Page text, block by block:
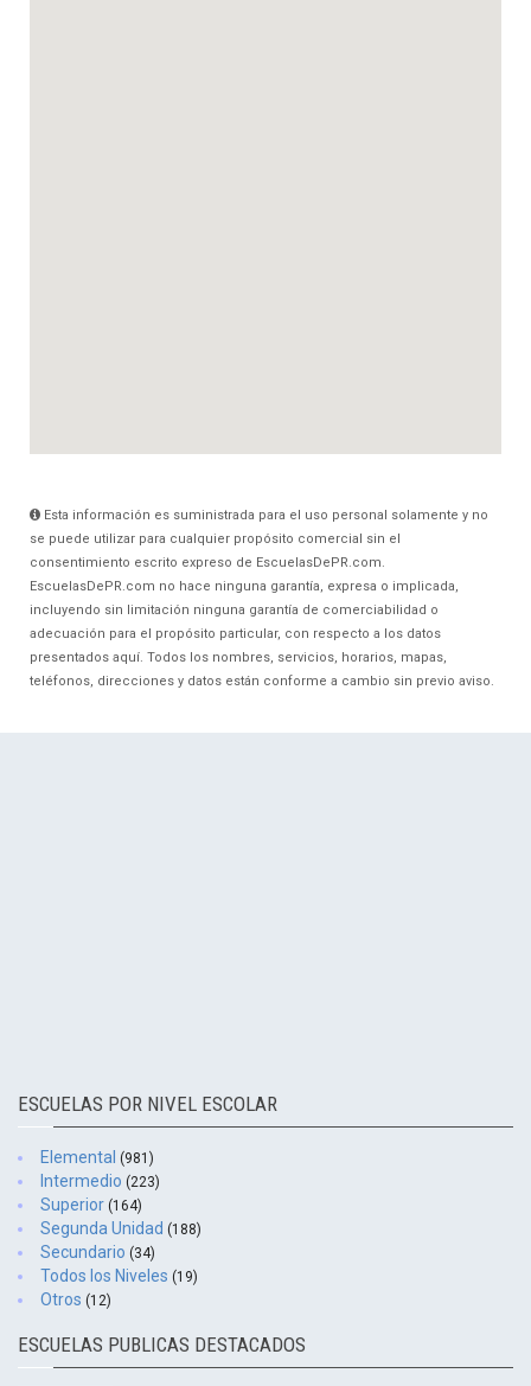
Esta información es suministrada para el uso personal solamente y no
se puede utilizar para cualquier propósito comercial sin el
consentimiento escrito expreso de EscuelasDePR.com.
EscuelasDePR.com no hace ninguna garantía, expresa o implicada,
incluyendo sin limitación ninguna garantía de comerciabilidad o
adecuación para el propósito particular, con respecto a los datos
presentados aquí. Todos los nombres, servicios, horarios, mapas,
teléfonos, direcciones y datos están conforme a cambio sin previo aviso.
ESCUELAS POR NIVEL ESCOLAR
Elemental (981)
Intermedio (223)
Superior (164)
Segunda Unidad (188)
Secundario (34)
Todos los Niveles (19)
Otros (12)
ESCUELAS PUBLICAS DESTACADOS